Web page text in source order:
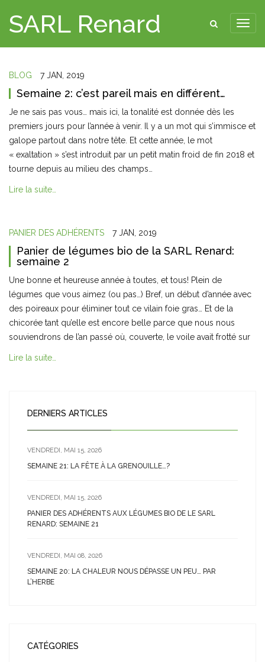
SARL Renard
BLOG 7 JAN, 2019
Semaine 2: c’est pareil mais en différent…
Je ne sais pas vous… mais ici, la tonalité est donnée dès les
premiers jours pour l’année à venir. Il y a un mot qui s’immisce et
galope partout dans notre tête. Et cette année, le mot
« exaltation » s’est introduit par un petit matin froid de fin 2018 et
tourne depuis au milieu des champs…
Lire la suite…
PANIER DES ADHÉRENTS 7 JAN, 2019
Panier de légumes bio de la SARL Renard:
semaine 2
Une bonne et heureuse année à toutes, et tous! Plein de
légumes que vous aimez (ou pas…) Bref, un début d’année avec
des poireaux pour éliminer tout ce vilain foie gras… Et de la
chicorée tant qu’elle est encore belle parce que nous nous
souviendrons de l’an passé où, couverte, le voile avait frotté sur
Lire la suite…
DERNIERS ARTICLES
VENDREDI, MAI 15, 2026
SEMAINE 21: LA FÊTE À LA GRENOUILLE…?
VENDREDI, MAI 15, 2026
PANIER DES ADHÉRENTS AUX LÉGUMES BIO DE LE SARL
RENARD: SEMAINE 21
VENDREDI, MAI 08, 2026
SEMAINE 20: LA CHALEUR NOUS DÉPASSE UN PEU… PAR
L’HERBE
CATÉGORIES